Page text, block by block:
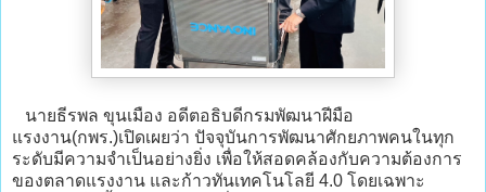
นายธีรพล ขุนเมือง อดีตอธิบดีกรมพัฒนาฝีมือ
แรงงาน(กพร.)เปิดเผยว่า ปัจจุบันการพัฒนาศักยภาพคนในทุก
ระดับมีความจำเป็นอย่างยิ่ง เพื่อให้สอดคล้องกับความต้องการ
ของตลาดแรงงาน และก้าวทันเทคโนโลยี 4.0 โดยเฉพาะ